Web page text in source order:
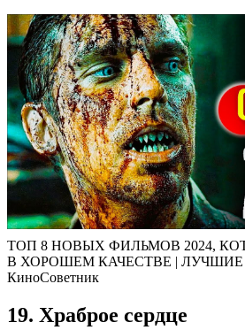
ТОП 8 НОВЫХ ФИЛЬМОВ 2024,
В ХОРОШЕМ КАЧЕСТВЕ |
КиноСоветник
19. Храброе сердце